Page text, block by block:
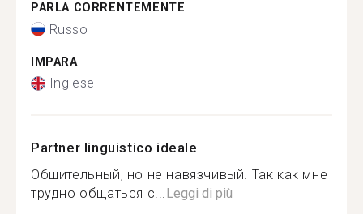
PARLA CORRENTEMENTE
Russo
IMPARA
Inglese
Partner linguistico ideale
Общительный, но не навязчивый. Так как мне
трудно общаться с...Leggi di più